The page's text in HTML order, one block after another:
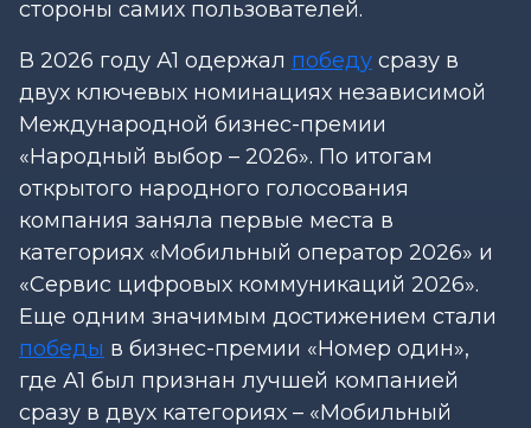
стороны самих пользователей.
В 2026 году А1 одержал победу сразу в
двух ключевых номинациях независимой
Международной бизнес-премии
«Народный выбор – 2026». По итогам
открытого народного голосования
компания заняла первые места в
категориях «Мобильный оператор 2026» и
«Сервис цифровых коммуникаций 2026».
Еще одним значимым достижением стали
победы в бизнес-премии «Номер один»,
где А1 был признан лучшей компанией
сразу в двух категориях – «Мобильный